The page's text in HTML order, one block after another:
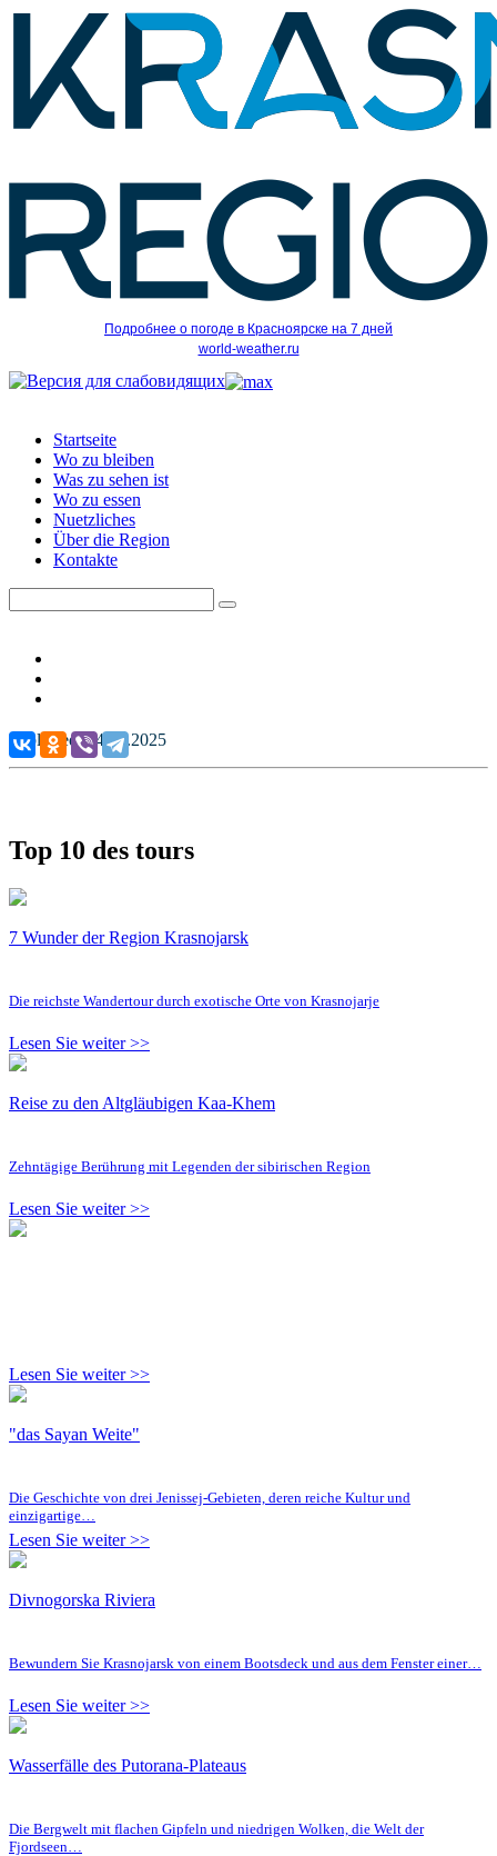
Подробнее о погоде в Красноярске на 7 дней
world-weather.ru
Startseite
Wo zu bleiben
Was zu sehen ist
Wo zu essen
Nuetzliches
Über die Region
Kontakte
Published: 04.07.2025
Top 10 des tours
7 Wunder der Region Krasnojarsk
Die reichste Wandertour durch exotische Orte von Krasnojarje
Lesen Sie weiter >>
Reise zu den Altgläubigen Kaa-Khem
Zehntägige Berührung mit Legenden der sibirischen Region
Lesen Sie weiter >>
Lesen Sie weiter >>
"das Sayan Weite"
Die Geschichte von drei Jenissej-Gebieten, deren reiche Kultur und
einzigartige…
Lesen Sie weiter >>
Divnogorska Riviera
Bewundern Sie Krasnojarsk von einem Bootsdeck und aus dem Fenster einer…
Lesen Sie weiter >>
Wasserfälle des Putorana-Plateaus
Die Bergwelt mit flachen Gipfeln und niedrigen Wolken, die Welt der
Fjordseen…